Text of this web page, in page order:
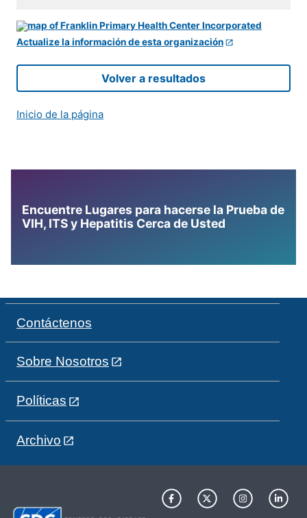
Actualize la información de esta organización
Volver a resultados
Inicio de la página
Encuentre Lugares para hacerse la Prueba de
VIH, ITS y Hepatitis Cerca de Usted
Contáctenos
Sobre Nosotros
Políticas
Archivo